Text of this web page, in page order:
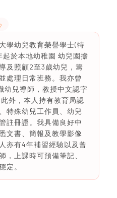
學幼兒教育榮譽學士(特
於本地幼稚園 幼兒園擔
及照顧2至3歲幼兒，籌
處理日常班務。我亦曾
幼兒導師，教授中文認字
外，本人持有教育局認
特殊幼兒工作員、幼兒
註冊證。我具備良好中
文書、簡報及教學影像
亦有4年補習經驗以及曾
，上課時可預備筆記、
定。